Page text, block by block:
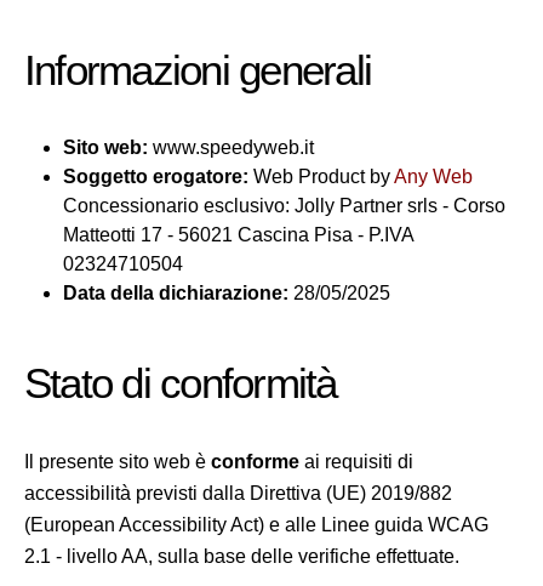
Informazioni generali
Sito web: www.speedyweb.it
Soggetto erogatore: Web Product byAny Web
Concessionario esclusivo: Jolly Partner srls - Corso
Matteotti 17 - 56021 Cascina Pisa - P.IVA
02324710504
Data della dichiarazione: 28/05/2025
Stato di conformità
Il presente sito web è conforme ai requisiti di
accessibilità previsti dalla Direttiva (UE) 2019/882
(European Accessibility Act) e alle Linee guida WCAG
2.1 - livello AA, sulla base delle verifiche effettuate.